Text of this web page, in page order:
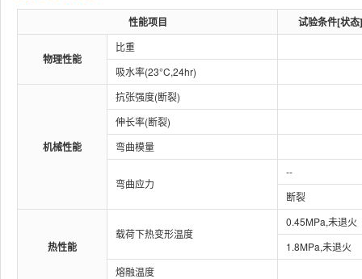
性能项目 试验条件[状态]
物理性能
比重
吸水率(23°C,24hr)
机械性能
抗张强度(断裂)
伸长率(断裂)
弯曲模量
弯曲应力
--
断裂
热性能
载荷下热变形温度
0.45MPa,未退火
1.8MPa,未退火
熔融温度